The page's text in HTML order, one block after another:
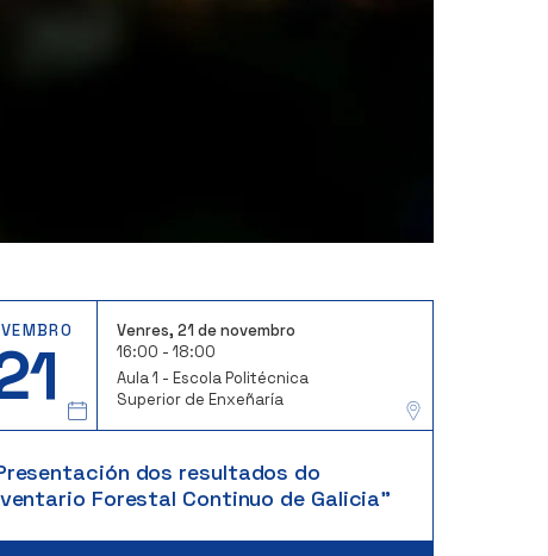
Venres, 21 de novembro
16:00 - 18:00
Aula 1 - Escola Politécnica
Superior de Enxeñaría
dos resultados do
Forestal Continuo de Galicia"